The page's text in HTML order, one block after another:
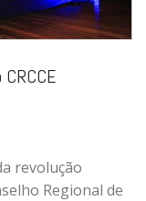
revolução
Regional de